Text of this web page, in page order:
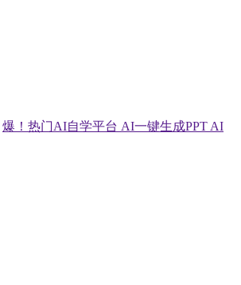
爆！热门AI自学平台 AI一键生成PPT AI